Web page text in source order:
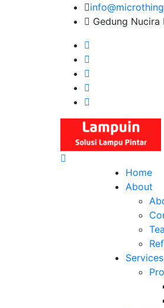
Gedung
Home
About
Services